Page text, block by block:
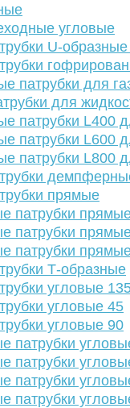
угловые
U-
патрубки для
для
патрубки L400
патрубки L600
патрубки L800
прямые
патрубки
патрубки
патрубки
Т-образные
угловые
угловые 45
угловые 90
патрубки
патрубки
патрубки
патрубки